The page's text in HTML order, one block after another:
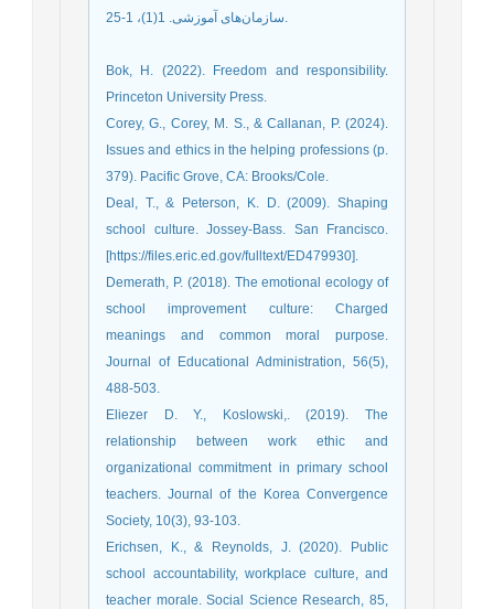
Bok, H. (2022). Freedom and responsibility.
Corey, G., Corey, M. S., & Callanan, P. (2024).
Issues and ethics in the helping professions (p.
Deal, T., & Peterson, K. D. (2009). Shaping
school culture. Jossey-Bass. San Francisco.
[https://files.eric.ed.gov/fulltext/ED479930].
Demerath, P. (2018). The emotional ecology of
school improvement culture: Charged
meanings and common moral purpose.
Journal of Educational Administration, 56(5),
Eliezer D. Y., Koslowski,. (2019). The
relationship between work ethic and
organizational commitment in primary school
teachers. Journal of the Korea Convergence
Society, 10(3), 93-103.
Erichsen, K., & Reynolds, J. (2020). Public
school accountability, workplace culture, and
teacher morale. Social Science Research, 85,